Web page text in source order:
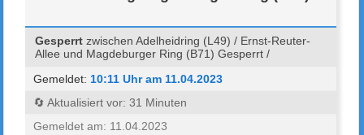
Gesperrt zwischen Adelheidring (L49) / Ernst-Reuter-
Allee und Magdeburger Ring (B71) Gesperrt /
Gemeldet: 10:11 Uhr am 11.04.2023
🔄 Aktualisiert vor: 31 Minuten
Gemeldet am: 11.04.2023